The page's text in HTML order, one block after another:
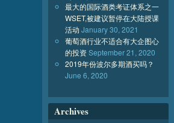
最大的国际酒类考证体系之一
WSET,被建议暂停在大陆授课
活动 January 30, 2021
葡萄酒行业不适合有大企图心
的投资September 21, 2020
2019年份波尔多期酒买吗？
June 6, 2020
Archives